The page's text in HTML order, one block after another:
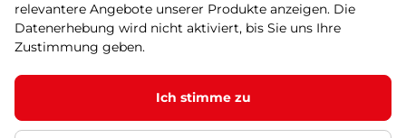
Informationen zu Elektro-
und Elektonikgeräten
Widerruf erklären
relevantere Angebote unserer Produkte anzeigen. Die
Datenerhebung wird nicht aktiviert, bis Sie uns Ihre
Zustimmung geben.
Ich stimme zu